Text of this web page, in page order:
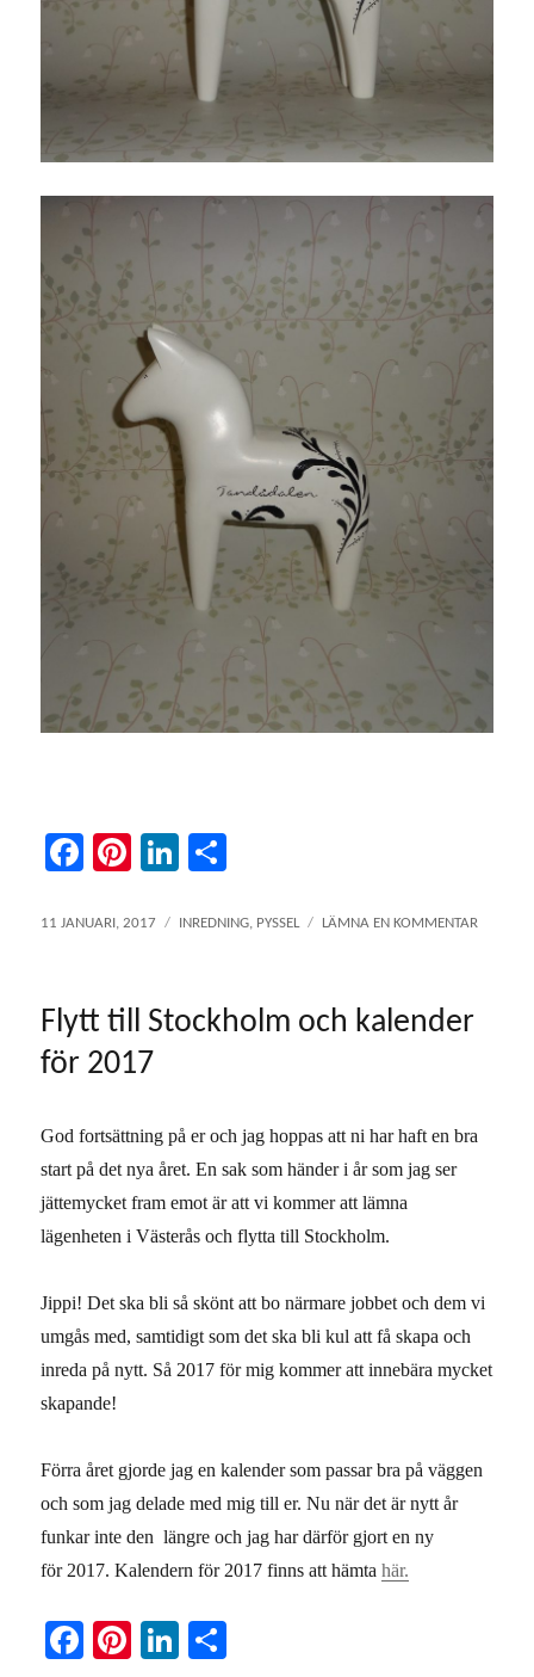
Fa
bo
Pi
er
t
Li
ed a
PUBLICERAT
11 JANUARI, 2017 KATEGORIER
INREDNING, PYSSEL LÄMNA EN KOMMENTAR
Flytt till Stockholm och kalender
för 2017
God fortsättning på er och jag hoppas att ni har haft en bra
start på det nya året. En sak som händer i år som jag ser
jättemycket fram emot är att vi kommer att lämna
lägenheten i Västerås och flytta till Stockholm.
Jippi! Det ska bli så skönt att bo närmare jobbet och dem vi
umgås med, samtidigt som det ska bli kul att få skapa och
inreda på nytt. Så 2017 för mig kommer att innebära mycket
skapande!
Förra året gjorde jag en kalender som passar bra på väggen
och som jag delade med mig till er. Nu när det är nytt år
funkar inte den längre och jag har därför gjort en ny
för 2017. Kalendern för 2017 finns att hämtahär.
Fa Pi
Li